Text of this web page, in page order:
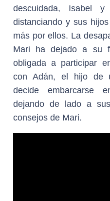
descuidada, Isabel
distanciando y sus
más por ellos. La
Mari ha dejado a su
obligada a participar
con Adán, el hijo de
decide embarcarse
dejando de lado a
consejos de Mari.